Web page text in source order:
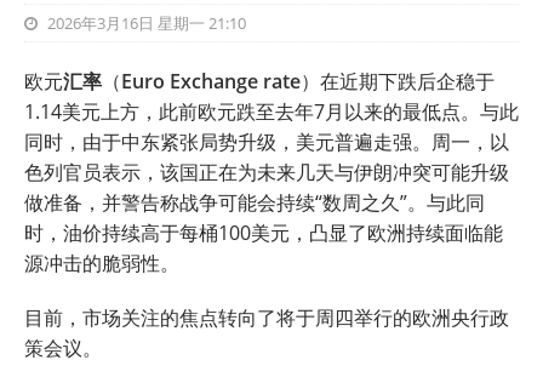
2026年3月16日 星期一 21:10
欧元汇率 （Euro Exchange rate）在近期下跌后企稳于
1.14美元上方，此前欧元跌至去年7月以来的最低点。与此
同时，由于中东紧张局势升级，美元普遍走强。周一，以
色列官员表示，该国正在为未来几天与伊朗冲突可能升级
做准备，并警告称战争可能会持续“数周之久”。与此同
时，油价持续高于每桶100美元，凸显了欧洲持续面临能
源冲击的脆弱性。
目前，市场关注的焦点转向了将于周四举行的欧洲央行政
策会议。